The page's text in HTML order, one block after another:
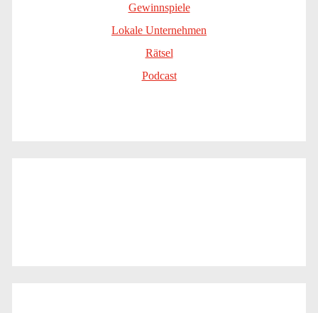
Gewinnspiele
Lokale Unternehmen
Rätsel
Podcast